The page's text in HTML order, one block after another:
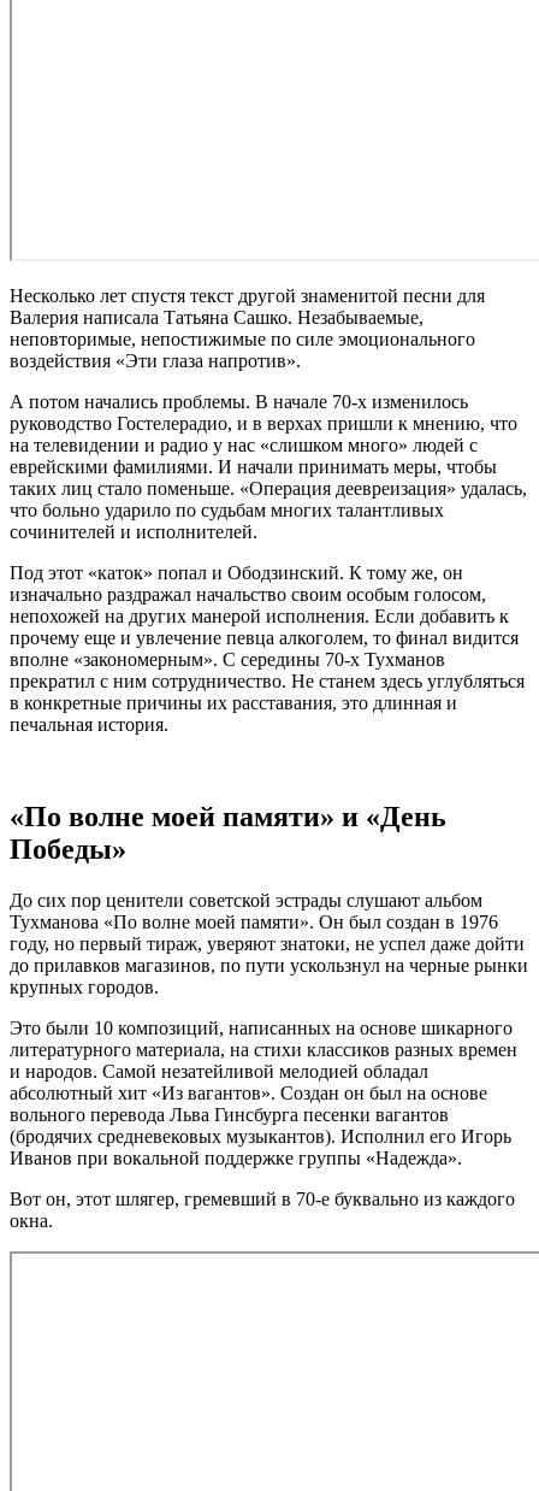
Несколько лет спустя текст другой знаменитой песни для
Валерия написала Татьяна Сашко. Незабываемые,
неповторимые, непостижимые по силе эмоционального
воздействия «Эти глаза напротив».
А потом начались проблемы. В начале 70-х изменилось
руководство Гостелерадио, и в верхах пришли к мнению, что
на телевидении и радио у нас «слишком много» людей с
еврейскими фамилиями. И начали принимать меры, чтобы
таких лиц стало поменьше. «Операция деевреизация» удалась,
что больно ударило по судьбам многих талантливых
сочинителей и исполнителей.
Под этот «каток» попал и Ободзинский. К тому же, он
изначально раздражал начальство своим особым голосом,
непохожей на других манерой исполнения. Если добавить к
прочему еще и увлечение певца алкоголем, то финал видится
вполне «закономерным». С середины 70-х Тухманов
прекратил с ним сотрудничество. Не станем здесь углубляться
в конкретные причины их расставания, это длинная и
печальная история.
«По волне моей памяти» и «День
Победы»
До сих пор ценители советской эстрады слушают альбом
Тухманова «По волне моей памяти». Он был создан в 1976
году, но первый тираж, уверяют знатоки, не успел даже дойти
до прилавков магазинов, по пути ускользнул на черные рынки
крупных городов.
Это были 10 композиций, написанных на основе шикарного
литературного материала, на стихи классиков разных времен
и народов. Самой незатейливой мелодией обладал
абсолютный хит «Из вагантов». Создан он был на основе
вольного перевода Льва Гинсбурга песенки вагантов
(бродячих средневековых музыкантов). Исполнил его Игорь
Иванов при вокальной поддержке группы «Надежда».
Вот он, этот шлягер, гремевший в 70-е буквально из каждого
окна.